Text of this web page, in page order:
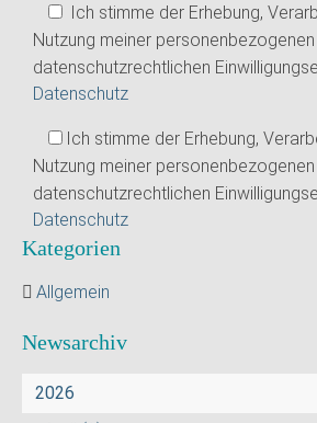
Ich stimme der Erhebung,
Nutzung meiner
datenschutzrechtlichen
Datenschutz
Ich stimme der Erhebung,
Nutzung meiner
datenschutzrechtlichen
Datenschutz
Kategorien
Allgemein
Newsarchiv
2026